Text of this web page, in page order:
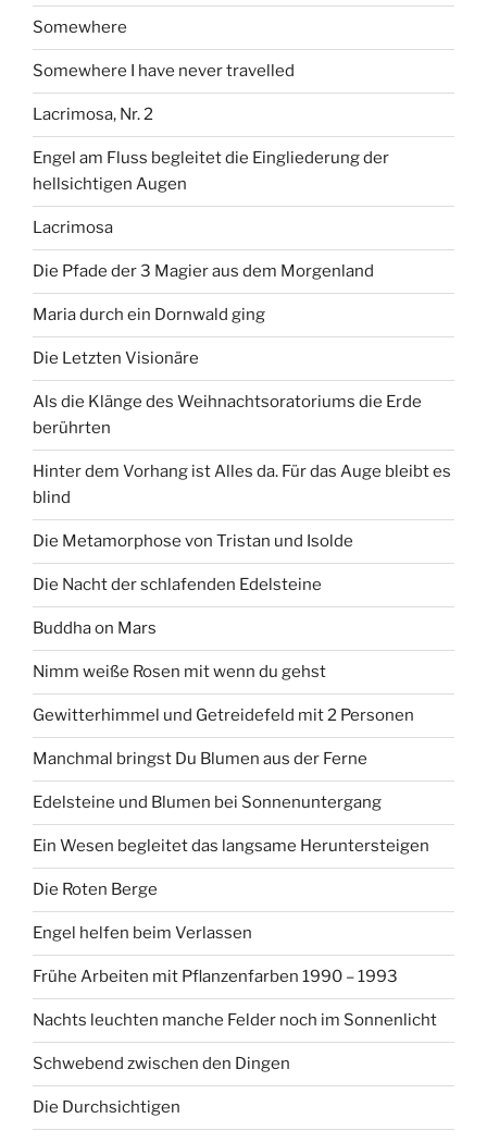
Somewhere
Somewhere I have never travelled
Lacrimosa, Nr. 2
Engel am Fluss begleitet die Eingliederung der
hellsichtigen Augen
Lacrimosa
Die Pfade der 3 Magier aus dem Morgenland
Maria durch ein Dornwald ging
Die Letzten Visionäre
Als die Klänge des Weihnachtsoratoriums die Erde
berührten
Hinter dem Vorhang ist Alles da. Für das Auge bleibt es
blind
Die Metamorphose von Tristan und Isolde
Die Nacht der schlafenden Edelsteine
Buddha on Mars
Nimm weiße Rosen mit wenn du gehst
Gewitterhimmel und Getreidefeld mit 2 Personen
Manchmal bringst Du Blumen aus der Ferne
Edelsteine und Blumen bei Sonnenuntergang
Ein Wesen begleitet das langsame Heruntersteigen
Die Roten Berge
Engel helfen beim Verlassen
Frühe Arbeiten mit Pflanzenfarben 1990 – 1993
Nachts leuchten manche Felder noch im Sonnenlicht
Schwebend zwischen den Dingen
Die Durchsichtigen